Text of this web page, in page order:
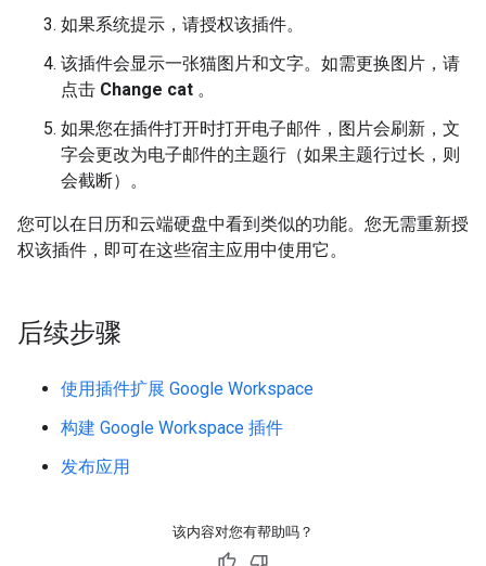
如果系统提示，请授权该插件。
该插件会显示一张猫图片和文字。如需更换图片，请
点击 Change cat 。
如果您在插件打开时打开电子邮件，图片会刷新，文
字会更改为电子邮件的主题行（如果主题行过长，则
会截断）。
您可以在日历和云端硬盘中看到类似的功能。您无需重新授
权该插件，即可在这些宿主应用中使用它。
后续步骤
使用插件扩展 Google Workspace
构建 Google Workspace 插件
发布应用
该内容对您有帮助吗？